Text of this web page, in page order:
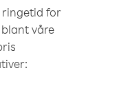
ringetid for
våre